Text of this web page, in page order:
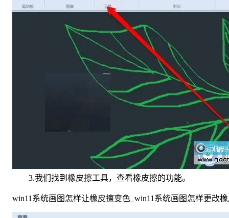
3.我们找到橡皮擦工具，查看橡皮擦的功能。
win11系统画图怎样让橡皮擦变色_win11系统画图怎样更改